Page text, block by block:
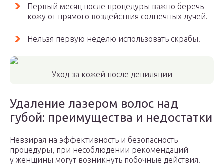
Первый месяц после процедуры важно беречь
кожу от прямого воздействия солнечных лучей.
Нельзя первую неделю использовать скрабы.
Уход за кожей после депиляции
Удаление лазером волос над
губой: преимущества и недостатки
Невзирая на эффективность и безопасность
процедуры, при несоблюдении рекомендаций
у женщины могут возникнуть побочные действия.